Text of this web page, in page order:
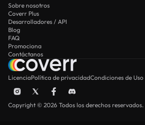
Sobre nosotros
Coverr Plus
Desarrolladores / API
Blog
FAQ
Promociona
Contáctanos
LicenciaPolítica de privacidadCondiciones de Uso
Copyright © 2026 Todos los derechos reservados.